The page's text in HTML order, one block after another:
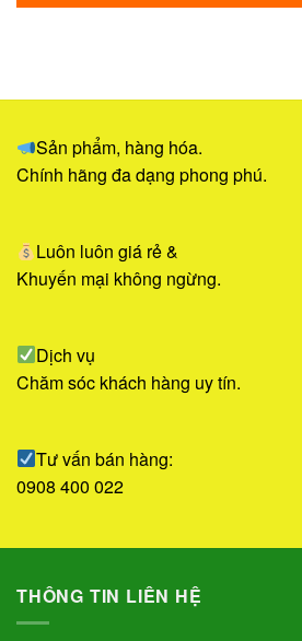
Sản phẩm, hàng hóa.
Chính hãng đa dạng phong phú.
Luôn luôn giá rẻ &
Khuyến mại không ngừng.
Dịch vụ
Chăm sóc khách hàng uy tín.
Tư vấn bán hàng:
0908 400 022
THÔNG TIN LIÊN HỆ